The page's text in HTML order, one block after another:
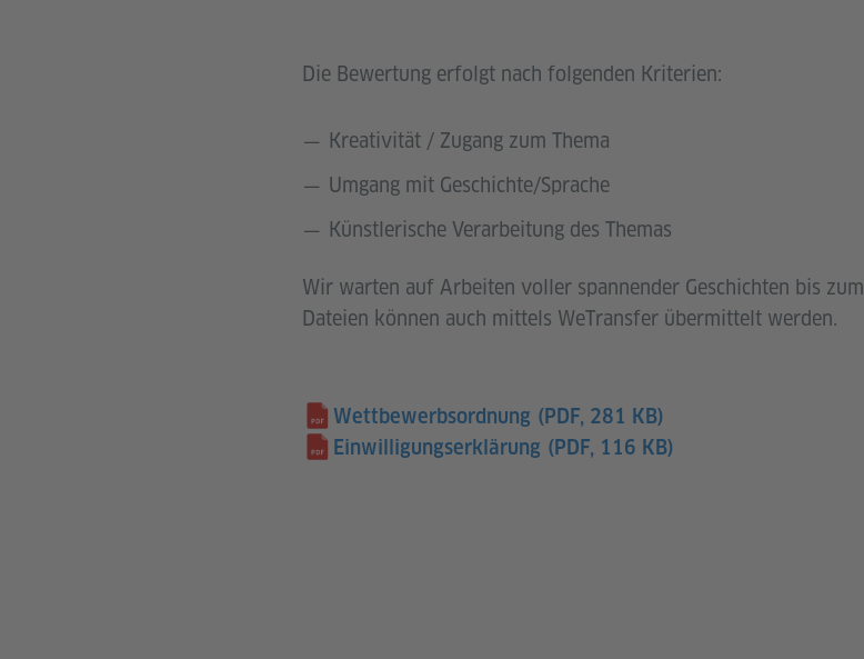
Die Bewertung erfolgt nach folgenden Kriterien:
Kreativität / Zugang zum Thema
Umgang mit Geschichte/Sprache
Künstlerische Verarbeitung des Themas
Wir warten auf Arbeiten voller spannender Geschichten bis zum
Dateien können auch mittels WeTransfer übermittelt werden.
Wettbewerbsordnung (PDF, 281 KB)
Einwilligungserklärung (PDF, 116 KB)